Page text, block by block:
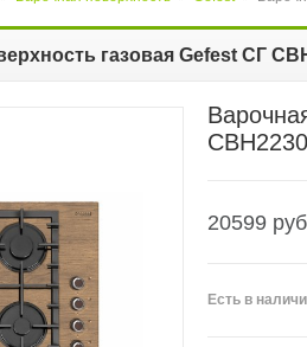
газовая Gefest СГ
20599 руб
Есть в